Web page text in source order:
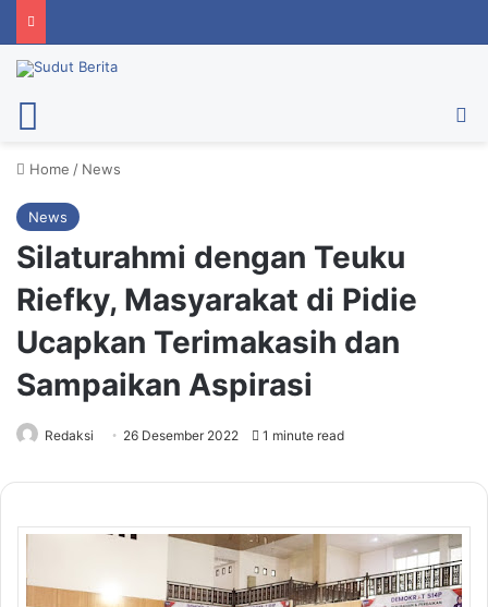
Home / News
News
Silaturahmi dengan Teuku
Riefky, Masyarakat di Pidie
Ucapkan Terimakasih dan
Sampaikan Aspirasi
Redaksi 26 Desember 2022 1 minute read